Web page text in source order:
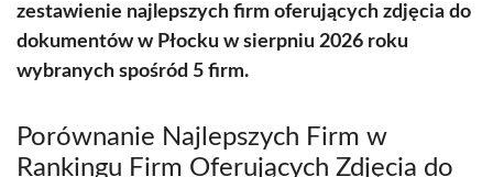
zestawienie najlepszych firm oferujących zdjęcia do
dokumentów w Płocku w sierpniu 2026 roku
wybranych spośród 5 firm.
Porównanie Najlepszych Firm w
Rankingu Firm Oferujących Zdjęcia do